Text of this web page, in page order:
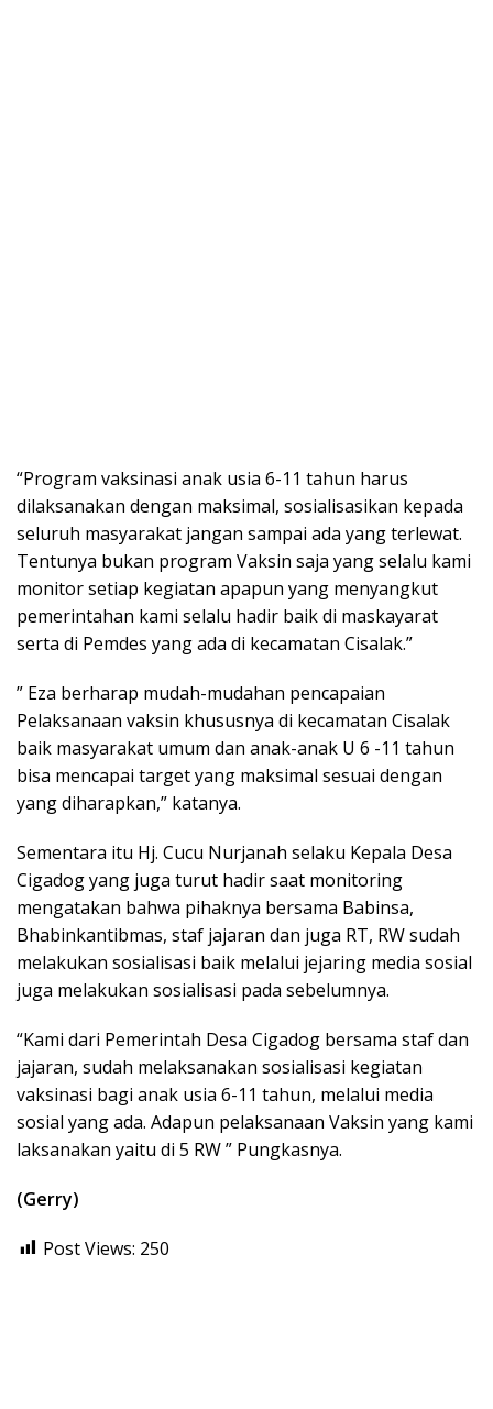
“Program vaksinasi anak usia 6-11 tahun harus
dilaksanakan dengan maksimal, sosialisasikan kepada
seluruh masyarakat jangan sampai ada yang terlewat.
Tentunya bukan program Vaksin saja yang selalu kami
monitor setiap kegiatan apapun yang menyangkut
pemerintahan kami selalu hadir baik di maskayarat
serta di Pemdes yang ada di kecamatan Cisalak.”
” Eza berharap mudah-mudahan pencapaian
Pelaksanaan vaksin khususnya di kecamatan Cisalak
baik masyarakat umum dan anak-anak U 6 -11 tahun
bisa mencapai target yang maksimal sesuai dengan
yang diharapkan,” katanya.
Sementara itu Hj. Cucu Nurjanah selaku Kepala Desa
Cigadog yang juga turut hadir saat monitoring
mengatakan bahwa pihaknya bersama Babinsa,
Bhabinkantibmas, staf jajaran dan juga RT, RW sudah
melakukan sosialisasi baik melalui jejaring media sosial
juga melakukan sosialisasi pada sebelumnya.
“Kami dari Pemerintah Desa Cigadog bersama staf dan
jajaran, sudah melaksanakan sosialisasi kegiatan
vaksinasi bagi anak usia 6-11 tahun, melalui media
sosial yang ada. Adapun pelaksanaan Vaksin yang kami
laksanakan yaitu di 5 RW ” Pungkasnya.
(Gerry)
Post Views: 250